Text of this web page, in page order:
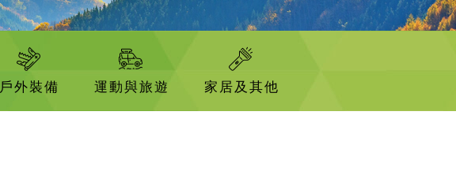
戶外裝備 運動與旅遊 家居及其他